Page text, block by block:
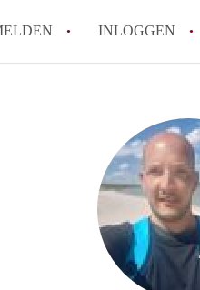
INLOGGEN
Wat
Is